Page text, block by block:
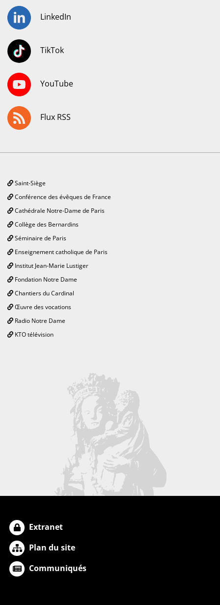
LinkedIn
TikTok
YouTube
Flux RSS
Saint-Siège
Conférence des évêques de France
Cathédrale Notre-Dame de Paris
Collège des Bernardins
Séminaire de Paris
Enseignement catholique de Paris
Institut Jean-Marie Lustiger
Fondation Notre Dame
Chantiers du Cardinal
Œuvre des vocations
Radio Notre Dame
KTO télévision
Extranet
Plan du site
Communiqués